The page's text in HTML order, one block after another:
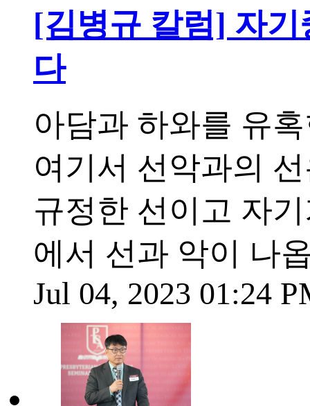
[김병규 칼럼] 자
다
아담과 하와를 유
여기서 선악과의
규정한 선이고 자
에서 선과 악이 나
Jul 04, 2023 01:24